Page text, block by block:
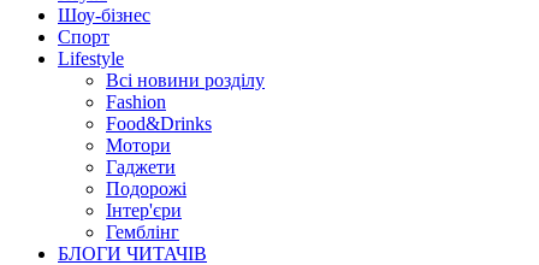
Шоу-бізнес
Спорт
Lifestyle
Всі новини розділу
Fashion
Food&Drinks
Мотори
Гаджети
Подорожі
Інтер'єри
Гемблінг
БЛОГИ ЧИТАЧІВ